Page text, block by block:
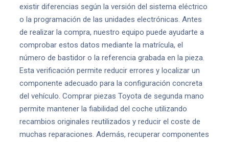
existir diferencias según la versión del sistema eléctrico
o la programación de las unidades electrónicas. Antes
de realizar la compra, nuestro equipo puede ayudarte a
comprobar estos datos mediante la matrícula, el
número de bastidor o la referencia grabada en la pieza.
Esta verificación permite reducir errores y localizar un
componente adecuado para la configuración concreta
del vehículo. Comprar piezas Toyota de segunda mano
permite mantener la fiabilidad del coche utilizando
recambios originales reutilizados y reducir el coste de
muchas reparaciones. Además, recuperar componentes